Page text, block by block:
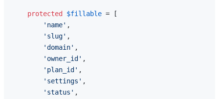
protected $fillable = [
'name' ,
'slug' ,
'domain' ,
'owner_id' ,
'plan_id' ,
'settings' ,
'status' ,